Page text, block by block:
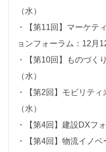
（水）
・【第11回】マーケテ
ョンフォーラム：12月
・【第10回】ものづく
（水）
・【第2回】モビリテ
（水）
・【第4回】建設DXフ
・【第4回】物流イノ